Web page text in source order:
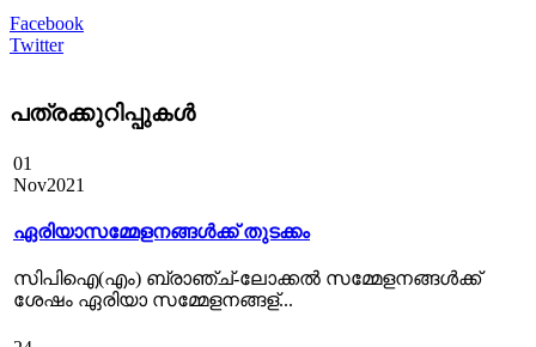
Facebook
Twitter
പത്രക്കുറിപ്പുകള്‍
01
Nov2021
ഏരിയാസമ്മേളനങ്ങൾക്ക് തുടക്കം
സിപിഐ(എം) ബ്രാഞ്ച്-ലോക്കല്‍ സമ്മേളനങ്ങള്‍ക്ക്
ശേഷം ഏരിയാ സമ്മേളനങ്ങള്...